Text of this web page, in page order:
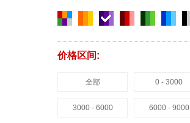
价格区间:
全部 0 - 3000
3000 - 6000 6000 - 9000